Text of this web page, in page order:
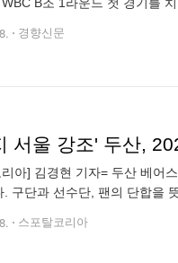
경향신문
서울 강조' 두산,
아] 김경현 기자= 두산 베어
. 구단과 선수단, 팬의 단합을
스포탈코리아